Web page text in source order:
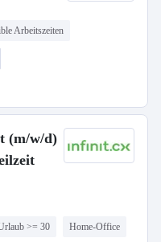
Arbeitszeiten
(m/w/d)
>= 30 Home-Office